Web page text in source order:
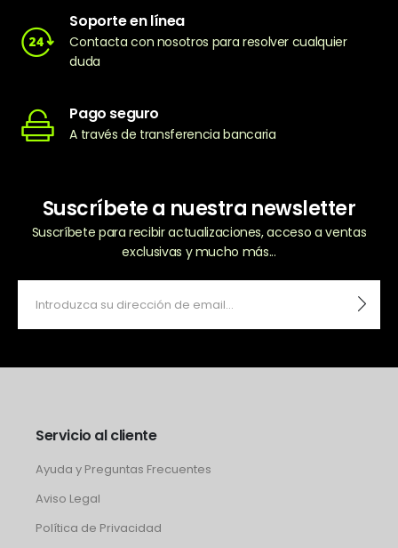
Soporte en línea
Contacta con nosotros para resolver cualquier
duda
Pago seguro
A través de transferencia bancaria
Suscríbete a nuestra newsletter
Suscríbete para recibir actualizaciones, acceso a ventas
exclusivas y mucho más...
Servicio al cliente
Ayuda y Preguntas Frecuentes
Aviso Legal
Política de Privacidad